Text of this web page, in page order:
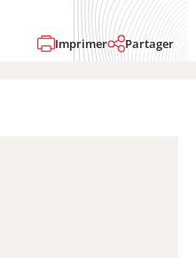
Imprimer Partager